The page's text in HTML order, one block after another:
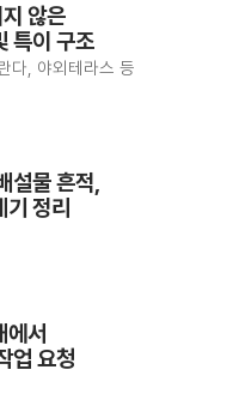
않은
특이 구조
다, 야외테라스 등
설물 흔적,
정리
에서
업 요청